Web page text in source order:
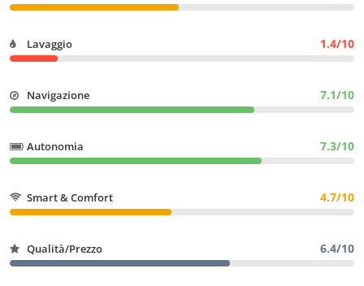
Lavaggio 1.4/10
Navigazione 7.1/10
Autonomia 7.3/10
Smart & Comfort 4.7/10
Qualità/Prezzo 6.4/10